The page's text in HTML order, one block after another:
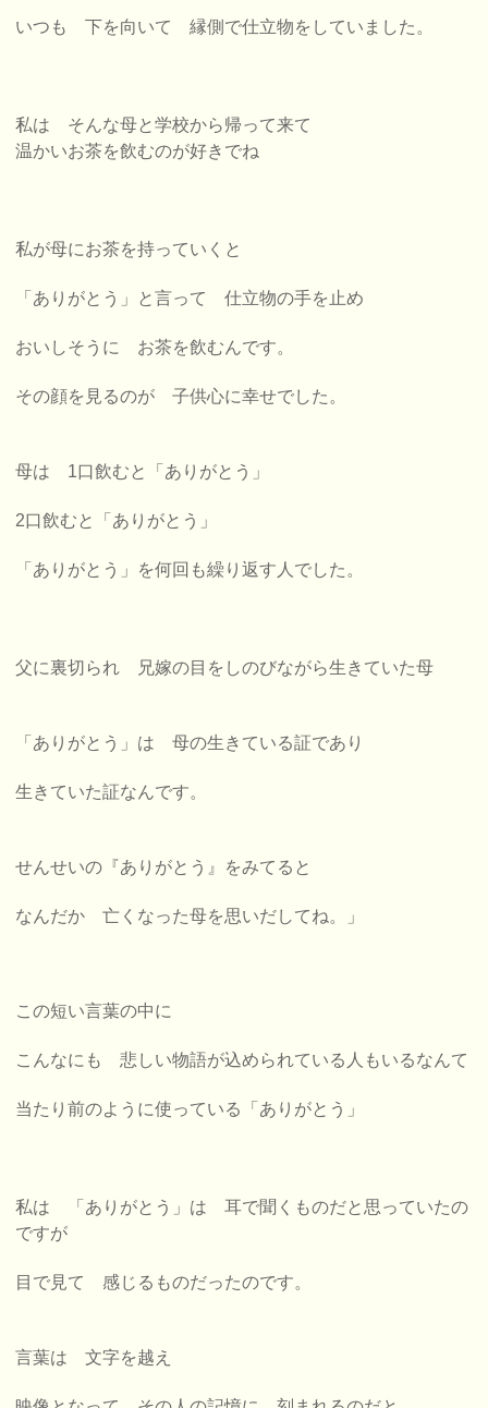
いつも 下を向いて 縁側で仕立物をしていました。
私は そんな母と学校から帰って来て
温かいお茶を飲むのが好きでね
私が母にお茶を持っていくと
「ありがとう」と言って 仕立物の手を止め
おいしそうに お茶を飲むんです。
その顔を見るのが 子供心に幸せでした。
母は 1口飲むと「ありがとう」
2口飲むと「ありがとう」
「ありがとう」を何回も繰り返す人でした。
父に裏切られ 兄嫁の目をしのびながら生きていた母
「ありがとう」は 母の生きている証であり
生きていた証なんです。
せんせいの『ありがとう』をみてると
なんだか 亡くなった母を思いだしてね。」
この短い言葉の中に
こんなにも 悲しい物語が込められている人もいるなんて
当たり前のように使っている「ありがとう」
私は 「ありがとう」は 耳で聞くものだと思っていたの
ですが
目で見て 感じるものだったのです。
言葉は 文字を越え